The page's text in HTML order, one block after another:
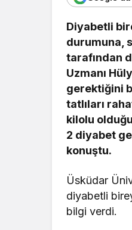
Diyabetli
durumuna,
tarafından
Uzmanı
gerektiğini
tatlıları
kilolu
2 diyabet
konuştu.
Üsküdar
diyabetli
bilgi verdi.